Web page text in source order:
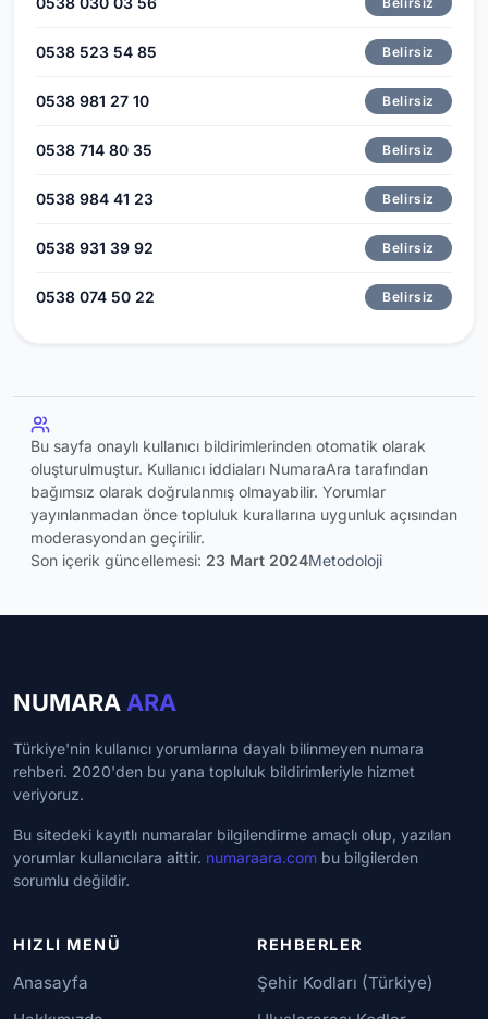
0538 523 54 85 Belirsiz
0538 981 27 10 Belirsiz
0538 714 80 35 Belirsiz
0538 984 41 23 Belirsiz
0538 931 39 92 Belirsiz
0538 074 50 22 Belirsiz
Bu sayfa onaylı kullanıcı bildirimlerinden otomatik olarak
oluşturulmuştur. Kullanıcı iddiaları NumaraAra tarafından
bağımsız olarak doğrulanmış olmayabilir. Yorumlar
yayınlanmadan önce topluluk kurallarına uygunluk açısından
moderasyondan geçirilir.
Son içerik güncellemesi: 23 Mart 2024Metodoloji
NUMARA ARA
Türkiye'nin kullanıcı yorumlarına dayalı bilinmeyen numara
rehberi. 2020'den bu yana topluluk bildirimleriyle hizmet
veriyoruz.
Bu sitedeki kayıtlı numaralar bilgilendirme amaçlı olup, yazılan
yorumlar kullanıcılara aittir. numaraara.com bu bilgilerden
sorumlu değildir.
HIZLI MENÜ
Anasayfa
Hakkımızda
REHBERLER
Şehir Kodları (Türkiye)
Uluslararası Kodlar